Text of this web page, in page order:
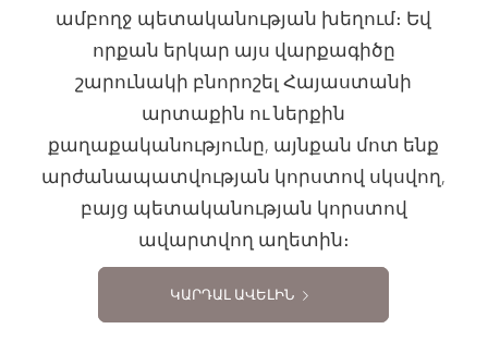
ամբողջ պետականության խեղում։ Եվ
որքան երկար այս վարքագիծը
շարունակի բնորոշել Հայաստանի
արտաքին ու ներքին
քաղաքականությունը, այնքան մոտ ենք
արժանապատվության կորստով սկսվող,
բայց պետականության կորստով
ավարտվող աղետին։
ԿԱՐԴԱԼ ԱՎԵԼԻՆ